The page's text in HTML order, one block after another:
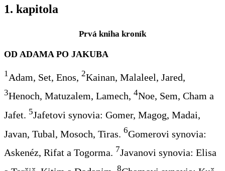
1. kapitola
Prvá kniha kroník
OD ADAMA PO JAKUBA
1Adam, Set, Enos, 2Kainan, Malaleel, Jared,
3Henoch, Matuzalem, Lamech, 4Noe, Sem, Cham a
Jafet. 5Jafetovi synovia: Gomer, Magog, Madai,
Javan, Tubal, Mosoch, Tiras. 6Gomerovi synovia:
Askenéz, Rifat a Togorma. 7Javanovi synovia: Elisa
8